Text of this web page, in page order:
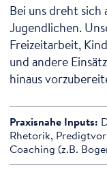
Bei uns dreht
Jugendlichen.
Freizeitarbeit,
und andere
hinaus
Praxisnahe Inputs:
Rhetorik,
Coaching (z.B.